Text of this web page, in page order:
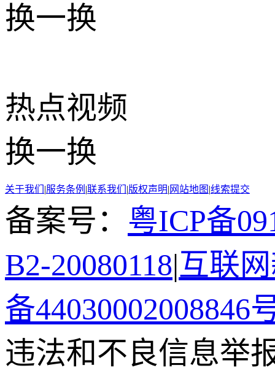
换一换
热点视频
换一换
关于我们 |服务条例 |联系我们 |版权声明| 网站地图 |线索提交
备案号： 粤ICP备
B2-20080118|互联
备44030002008846
违法和不良信息举